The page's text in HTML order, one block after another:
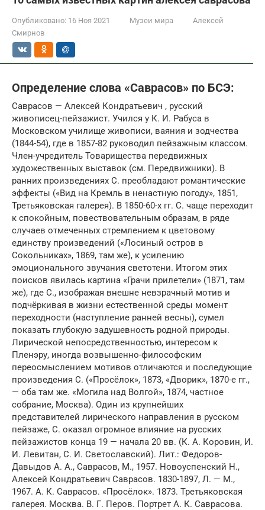
Опубликовано: 16 Ноя 2021 Музеи мира
Алексей
Смирнов
Определение слова «Саврасов» по БСЭ:
Саврасов — Алексей Кондратьевич , русский
живописец-пейзажист. Учился у К. И. Рабуса в
Московском училище живописи, ваяния и зодчества
(1844-54), где в 1857-82 руководил пейзажным классом.
Член-учредитель Товарищества передвижных
художественных выставок (см. Передвижники). В
ранних произведениях С. преобладают романтические
эффекты («Вид на Кремль в ненастную погоду», 1851,
Третьяковская галерея). В 1850-60-х гг. С. чаще переходит
к спокойным, повествовательным образам, в ряде
случаев отмеченных стремлением к цветовому
единству произведений («Лосиный остров в
Сокольниках», 1869, там же), к усилению
эмоционального звучания светотени. Итогом этих
поисков явилась картина «Грачи прилетели» (1871, там
же), где С., изображая внешне невзрачный мотив и
подчёркивая в жизни естественной среды момент
переходности (наступление ранней весны), сумел
показать глубокую задушевность родной природы.
Лирической непосредственностью, интересом к
Пленэру, иногда возвышенно-философским
переосмыслением мотивов отличаются и последующие
произведения С. («Просёлок», 1873, «Дворик», 1870-е гг.,
— оба там же. «Могила над Волгой», 1874, частное
собрание, Москва). Один из крупнейших
представителей лирического направления в русском
пейзаже, С. оказал огромное влияние на русских
пейзажистов конца 19 — начала 20 вв. (К. А. Коровин, И.
И. Левитан, С. И. Светославский). Лит.: Федоров-
Давыдов А. А., Саврасов, М., 1957. Новоуспенский Н.,
Алексей Кондратьевич Саврасов. 1830-1897, Л. — М.,
1967. А. К. Саврасов. «Просёлок». 1873. Третьяковская
галерея. Москва. В. Г. Перов. Портрет А. К. Саврасова.